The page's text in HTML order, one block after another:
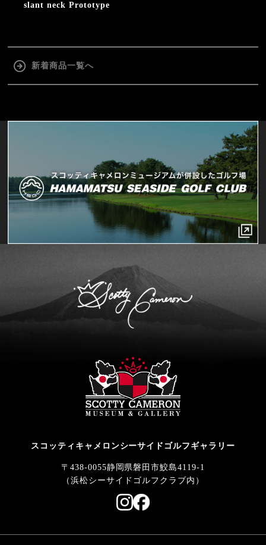
slant neck Prototype
新着商品一覧へ
スコッティキャメロンシーサイドゴルフギャラリー
〒438-0055静岡県磐田市鮫島4119-1
（浜松シーサイドゴルフクラブ内）